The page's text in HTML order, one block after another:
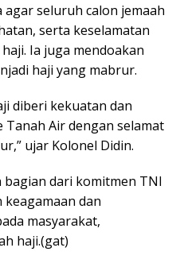
seluruh calon jemaah
serta keselamatan
Ia juga mendoakan
haji yang mabrur.
diberi kekuatan dan
Tanah Air dengan selamat
ujar Kolonel Didin.
dari komitmen TNI
dan
masyarakat,
haji.(gat)